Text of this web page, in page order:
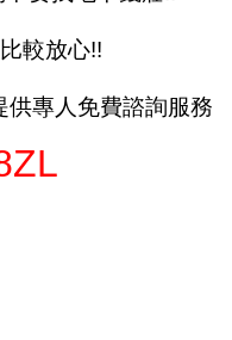
較放心!!
專人免費諮詢服務